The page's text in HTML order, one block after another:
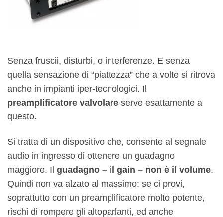
Senza fruscii, disturbi, o interferenze. E senza
quella sensazione di “piattezza” che a volte si ritrova
anche in impianti iper-tecnologici. Il
preamplificatore valvolare serve esattamente a
questo.
Si tratta di un dispositivo che, consente al segnale
audio in ingresso di ottenere un guadagno
maggiore. Il guadagno – il gain – non è il volume.
Quindi non va alzato al massimo: se ci provi,
soprattutto con un preamplificatore molto potente,
rischi di rompere gli altoparlanti, ed anche